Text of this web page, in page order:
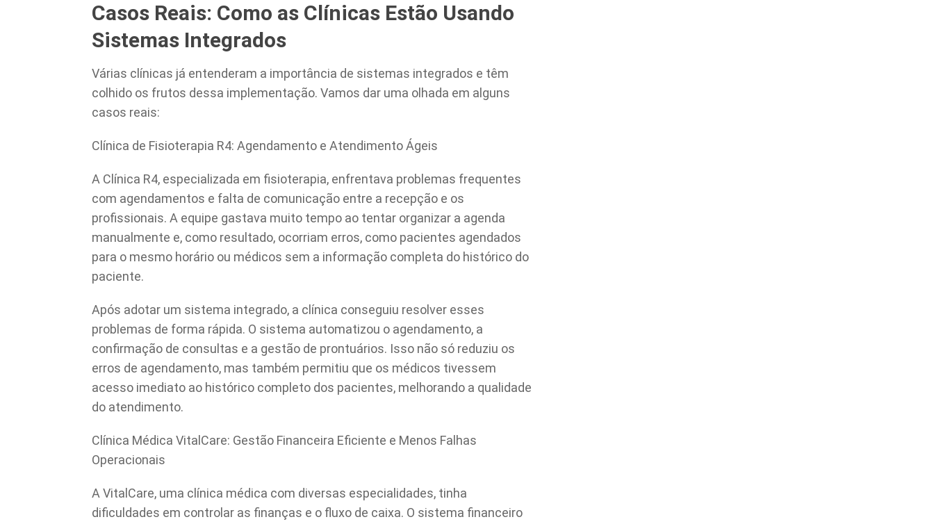
Casos Reais: Como as Clínicas Estão Usando
Sistemas Integrados
Várias clínicas já entenderam a importância de sistemas integrados e têm
colhido os frutos dessa implementação. Vamos dar uma olhada em alguns
casos reais:
Clínica de Fisioterapia R4: Agendamento e Atendimento Ágeis
A Clínica R4, especializada em fisioterapia, enfrentava problemas frequentes
com agendamentos e falta de comunicação entre a recepção e os
profissionais. A equipe gastava muito tempo ao tentar organizar a agenda
manualmente e, como resultado, ocorriam erros, como pacientes agendados
para o mesmo horário ou médicos sem a informação completa do histórico do
paciente.
Após adotar um sistema integrado, a clínica conseguiu resolver esses
problemas de forma rápida. O sistema automatizou o agendamento, a
confirmação de consultas e a gestão de prontuários. Isso não só reduziu os
erros de agendamento, mas também permitiu que os médicos tivessem
acesso imediato ao histórico completo dos pacientes, melhorando a qualidade
do atendimento.
Clínica Médica VitalCare: Gestão Financeira Eficiente e Menos Falhas
Operacionais
A VitalCare, uma clínica médica com diversas especialidades, tinha
dificuldades em controlar as finanças e o fluxo de caixa. O sistema financeiro